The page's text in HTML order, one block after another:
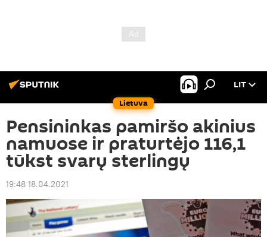
Lietuva
LIT
Pensininkas pamiršo akinius
namuose ir praturtėjo 116,1
tūkst svarų sterlingų
19:48 18.04.2021